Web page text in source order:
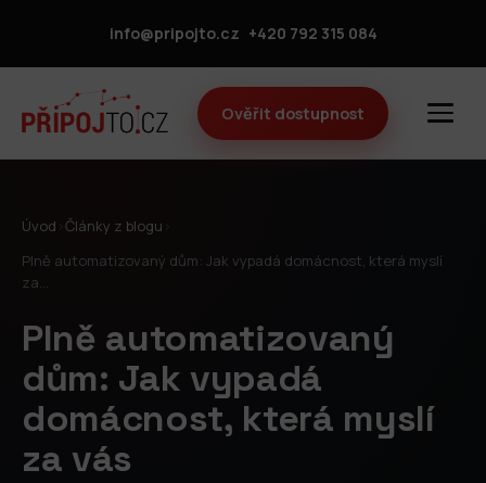
info@pripojto.cz +420 792 315 084
Ověřit dostupnost
Úvod Články z blogu
Plně automatizovaný dům: Jak vypadá domácnost, která myslí
za…
Plně automatizovaný
dům: Jak vypadá
domácnost, která myslí
za vás